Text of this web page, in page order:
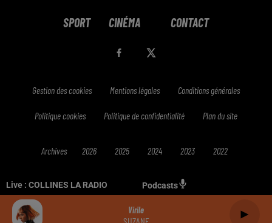
Live : COLLINES LA RADIO Podcasts
Virile
SUZANE
SPORT CINÉMA CONTACT
Gestion des cookies Mentions légales Conditions générales
Politique cookies Politique de confidentialité Plan du site
Archives 2026 2025 2024 2023 2022